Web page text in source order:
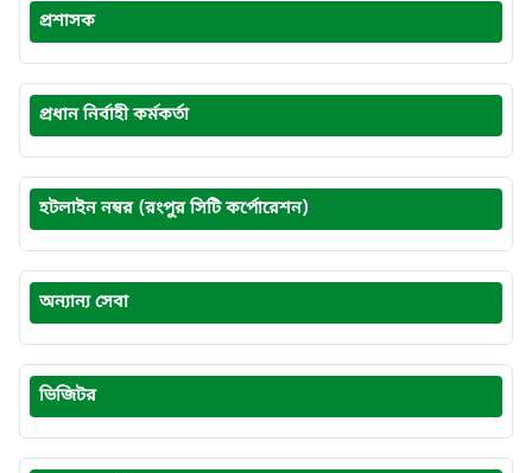
প্রশাসক
প্রধান নির্বাহী কর্মকর্তা
হটলাইন নম্বর (রংপুর সিটি কর্পোরেশন)
অন্যান্য সেবা
ভিজিটর